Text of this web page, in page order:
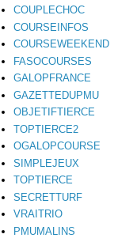
COUPLECHOC
COURSEINFOS
COURSEWEEKEND
FASOCOURSES
GALOPFRANCE
GAZETTEDUPMU
OBJETIFTIERCE
TOPTIERCE2
OGALOPCOURSE
SIMPLEJEUX
TOPTIERCE
SECRETTURF
VRAITRIO
PMUMALINS